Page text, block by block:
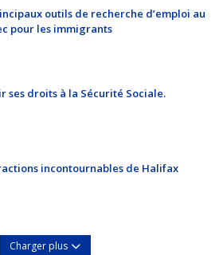
outils de recherche d’emploi au
pour les immigrants
ses droits à la Sécurité Sociale.
incontournables de Halifax
Charger plus